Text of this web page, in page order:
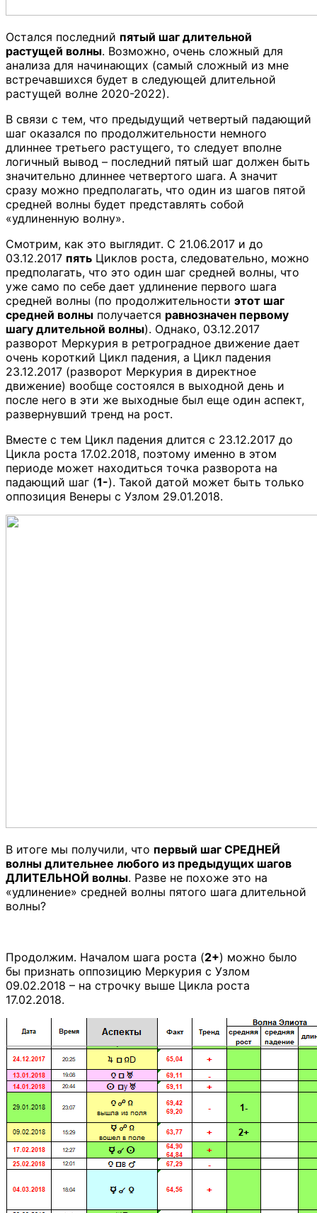
Остался последний пятый шаг длительной
растущей волны. Возможно, очень сложный для
анализа для начинающих (самый сложный из мне
встречавшихся будет в следующей длительной
растущей волне 2020-2022).
В связи с тем, что предыдущий четвертый падающий
шаг оказался по продолжительности немного
длиннее третьего растущего, то следует вполне
логичный вывод – последний пятый шаг должен быть
значительно длиннее четвертого шага. А значит
сразу можно предполагать, что один из шагов пятой
средней волны будет представлять собой
«удлиненную волну».
Смотрим, как это выглядит. С 21.06.2017 и до
03.12.2017 пять Циклов роста, следовательно, можно
предполагать, что это один шаг средней волны, что
уже само по себе дает удлинение первого шага
средней волны (по продолжительности этот шаг
средней волны получается равнозначен первому
шагу длительной волны). Однако, 03.12.2017
разворот Меркурия в ретроградное движение дает
очень короткий Цикл падения, а Цикл падения
23.12.2017 (разворот Меркурия в директное
движение) вообще состоялся в выходной день и
после него в эти же выходные был еще один аспект,
развернувший тренд на рост.
Вместе с тем Цикл падения длится с 23.12.2017 до
Цикла роста 17.02.2018, поэтому именно в этом
периоде может находиться точка разворота на
падающий шаг (1-). Такой датой может быть только
оппозиция Венеры с Узлом 29.01.2018.
В итоге мы получили, что первый шаг СРЕДНЕЙ
волны длительнее любого из предыдущих шагов
ДЛИТЕЛЬНОЙ волны. Разве не похоже это на
«удлинение» средней волны пятого шага длительной
волны?
Продолжим. Началом шага роста (2+) можно было
бы признать оппозицию Меркурия с Узлом
09.02.2018 – на строчку выше Цикла роста
17.02.2018.